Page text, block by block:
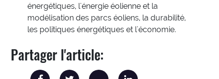
énergétiques, l'énergie éolienne et la
modélisation des parcs éoliens, la durabilité,
les politiques énergétiques et l'économie.
Partager l'article: